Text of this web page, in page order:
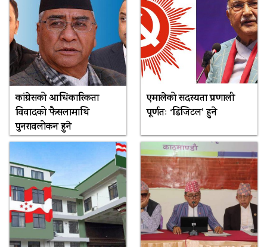
कांग्रेसको आधिकारिकता
विवादको फैसलामाथि
पुनरावलोकन हुने
एमालेको सदस्यता प्रणाली
पूर्णतः ‘डिजिटल’ हुने